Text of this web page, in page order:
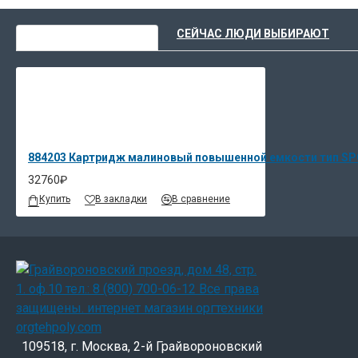
СЕЙЧАС ЛЮДИ ВЫБИРАЮТ
884203 Картридж малиновый повышенной емкости тип
32760₽
Купить В закладки В сравнение
109518, г. Москва, 2-й Грайвороновский